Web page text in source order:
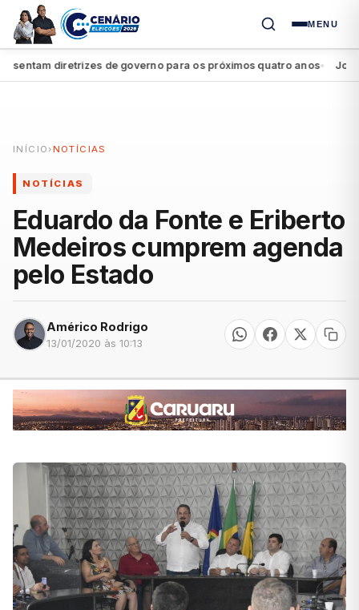
MENU
diretrizes de governo para os próximos quatro anos● João
INÍCIO › NOTÍCIAS
NOTÍCIAS
Eduardo da Fonte e Eriberto
Medeiros cumprem agenda
pelo Estado
Américo Rodrigo
13/01/2020 às 10:13